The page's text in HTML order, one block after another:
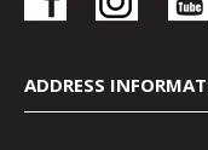
ADDRESS